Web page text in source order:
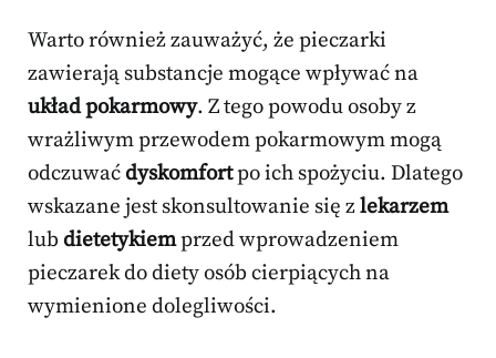
Warto również zauważyć, że pieczarki
zawierają substancje mogące wpływać na
układ pokarmowy. Z tego powodu osoby z
wrażliwym przewodem pokarmowym mogą
odczuwaćdyskomfortpo ich spożyciu. Dlatego
wskazane jest skonsultowanie się zlekarzem
lub dietetykiemprzed wprowadzeniem
pieczarek do diety osób cierpiących na
wymienione dolegliwości.